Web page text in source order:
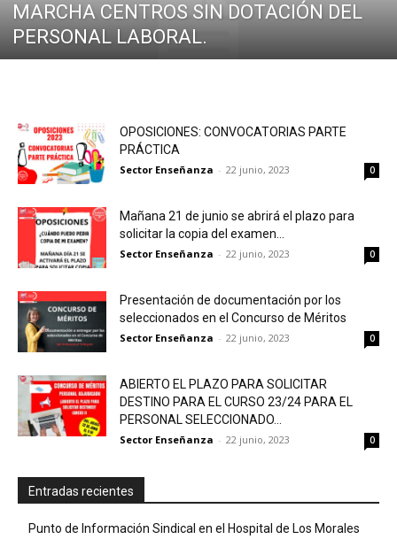
MARCHA CENTROS SIN DOTACIÓN DEL
PERSONAL LABORAL.
OPOSICIONES: CONVOCATORIAS PARTE
PRÁCTICA
Sector Enseñanza - 22 junio, 2023 0
Mañana 21 de junio se abrirá el plazo para
solicitar la copia del examen...
Sector Enseñanza - 22 junio, 2023 0
Presentación de documentación por los
seleccionados en el Concurso de Méritos
Sector Enseñanza - 22 junio, 2023 0
ABIERTO EL PLAZO PARA SOLICITAR
DESTINO PARA EL CURSO 23/24 PARA EL
PERSONAL SELECCIONADO...
Sector Enseñanza - 22 junio, 2023 0
Entradas recientes
Punto de Información Sindical en el Hospital de Los Morales